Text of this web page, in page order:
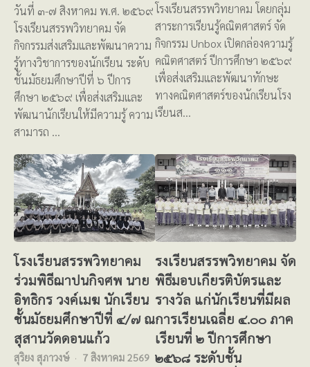
วันที่ ๓-๗ สิงหาคม พ.ศ. ๒๕๖๙
โรงเรียนสรรพวิทยาคม จัด
กิจกรรมส่งเสริมและพัฒนาความ
รู้ทางวิชาการของนักเรียน ระดับ
ชั้นมัธยมศึกษาปีที่ ๖ ปีการ
ศึกษา ๒๕๖๙ เพื่อส่งเสริมและ
พัฒนานักเรียนให้มีความรู้ ความ
สามารถ …
โรงเรียนสรรพวิทยาคม โดยกลุ่ม
สาระการเรียนรู้คณิตศาสตร์ จัด
กิจกรรม Unbox เปิดกล่องความรู้
คณิตศาสตร์ ปีการศึกษา ๒๕๖๙
เพื่อส่งเสริมและพัฒนาทักษะ
ทางคณิตศาสตร์ของนักเรียนโรง
เรียนส…
โรงเรียนสรรพวิทยาคม
ร่วมพิธีฌาปนกิจศพ นาย
อิทธิกร วงค์เมฆ นักเรียน
ชั้นมัธยมศึกษาปีที่ ๔/๗ ณ
สุสานวัดดอนแก้ว
สุริยง สุภาวงษ์ 7 สิงหาคม 2569
รงเรียนสรรพวิทยาคม จัด
พิธีมอบเกียรติบัตรและ
รางวัล แก่นักเรียนที่มีผล
การเรียนเฉลี่ย ๔.๐๐ ภาค
เรียนที่ ๒ ปีการศึกษา
๒๕๖๘ ระดับชั้น